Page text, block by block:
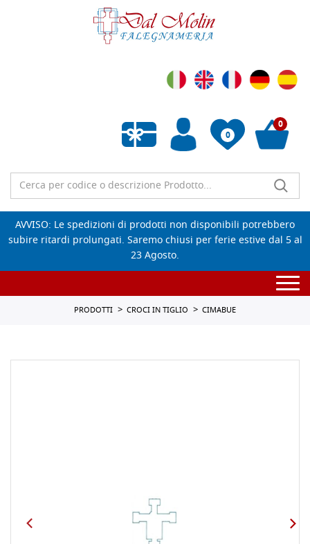
0
Wishlist vuota
0
AVVISO: Le spedizioni di prodotti non disponibili potrebbero
subire ritardi prolungati. Saremo chiusi per ferie estive dal 5 al
23 Agosto.
PRODOTTI CROCI IN TIGLIO CIMABUE